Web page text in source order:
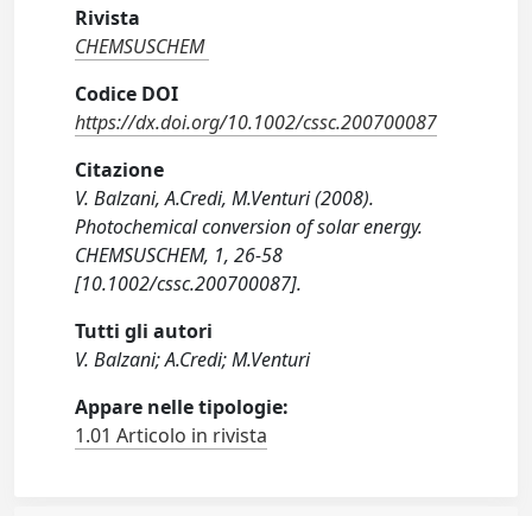
Rivista
CHEMSUSCHEM
Codice DOI
https://dx.doi.org/10.1002/cssc.200700087
Citazione
V. Balzani, A.Credi, M.Venturi (2008).
Photochemical conversion of solar energy.
CHEMSUSCHEM, 1, 26-58
[10.1002/cssc.200700087].
Tutti gli autori
V. Balzani; A.Credi; M.Venturi
Appare nelle tipologie:
1.01 Articolo in rivista